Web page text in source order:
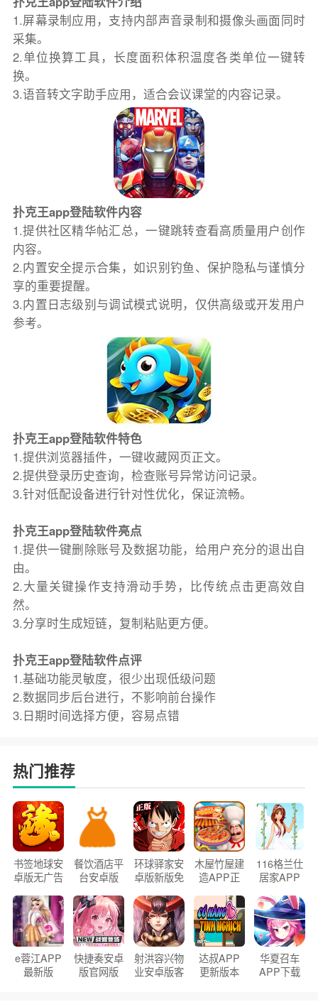
1.屏幕录制应用，支持内部声音录制和摄像头画面同时
采集。
2.单位换算工具，长度面积体积温度各类单位一键转
换。
3.语音转文字助手应用，适合会议课堂的内容记录。
扑克王app登陆软件内容
1.提供社区精华帖汇总，一键跳转查看高质量用户创作
内容。
2.内置安全提示合集，如识别钓鱼、保护隐私与谨慎分
享的重要提醒。
3.内置日志级别与调试模式说明，仅供高级或开发用户
参考。
扑克王app登陆软件特色
1.提供浏览器插件，一键收藏网页正文。
2.提供登录历史查询，检查账号异常访问记录。
3.针对低配设备进行针对性优化，保证流畅。
扑克王app登陆软件亮点
1.提供一键删除账号及数据功能，给用户充分的退出自
由。
2.大量关键操作支持滑动手势，比传统点击更高效自
然。
3.分享时生成短链，复制粘贴更方便。
扑克王app登陆软件点评
1.基础功能灵敏度，很少出现低级问题
2.数据同步后台进行，不影响前台操作
3.日期时间选择方便，容易点错
热门推荐
书签地球安
卓版无广告
餐饮酒店平
台安卓版
环球驿家安
卓版新版免
木屋竹屋建
造APP正
116格兰仕
居家APP
e蓉江APP
最新版
快捷奏安卓
版官网版
射洪容兴物
业安卓版客
达叔APP
更新版本
华夏召车
APP下载